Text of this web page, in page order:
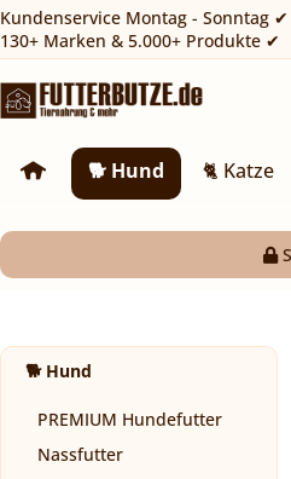
Kundenservice Montag - Sonntag ✔
130+ Marken & 5.000+ Produkte ✔
🐕 Hund 🐈 Katze
🐕 Hund
PREMIUM Hundefutter
Nassfutter